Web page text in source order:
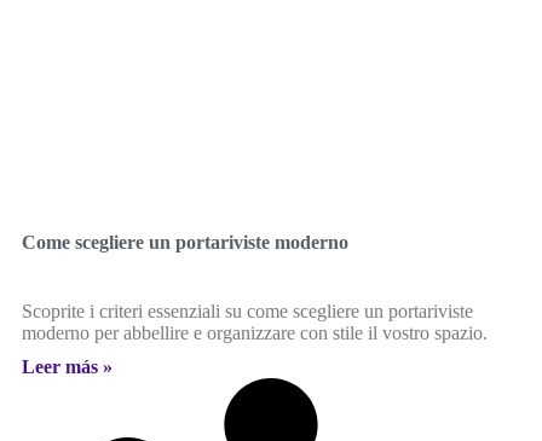
Come scegliere un portariviste moderno
Scoprite i criteri essenziali su come scegliere un portariviste
moderno per abbellire e organizzare con stile il vostro spazio.
Leer más »